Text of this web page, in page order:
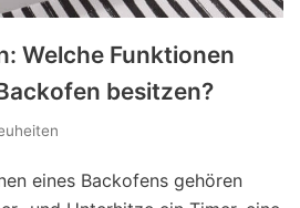
Welche Funktionen
besitzen?
eines Backofens gehören